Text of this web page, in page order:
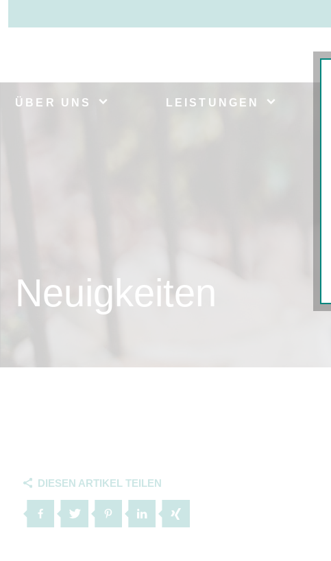
ÜBER UNS LEISTUNGEN
Neuigkeiten
DIESEN ARTIKEL TEILEN